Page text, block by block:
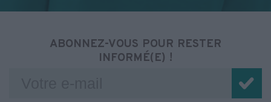
ABONNEZ-VOUS POUR RESTER
INFORMÉ(E) !